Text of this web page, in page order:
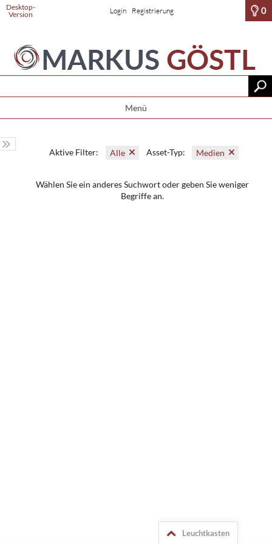
Desktop-
Version
Login Registrierung 0
Menü
Aktive Filter: Alle Asset-Typ: Medien
Wählen Sie ein anderes Suchwort oder geben Sie weniger
Begriffe an.
Leuchtkasten